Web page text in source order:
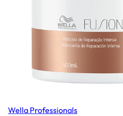
Wella Professionals